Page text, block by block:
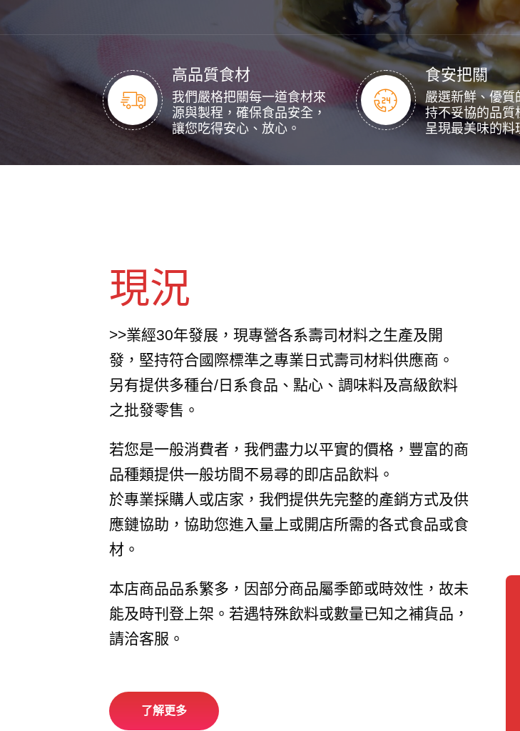
高品質食材
我們嚴格把關每一道食材來
源與製程，確保食品安全，
讓您吃得安心、放心。
食安把關
嚴選新鮮、優質
持不妥協的品質
呈現最美味的料
現況
>>業經30年發展，現專營各系壽司材料之生產及開
發，堅持符合國際標準之專業日式壽司材料供應商。
另有提供多種台/日系食品、點心、調味料及高級飲料
之批發零售。
若您是一般消費者，我們盡力以平實的價格，豐富的商
品種類提供一般坊間不易尋的即店品飲料。
於專業採購人或店家，我們提供先完整的產銷方式及供
應鏈協助，協助您進入量上或開店所需的各式食品或食
材。
本店商品品系繁多，因部分商品屬季節或時效性，故未
能及時刊登上架。若遇特殊飲料或數量已知之補貨品，
請洽客服。
了解更多